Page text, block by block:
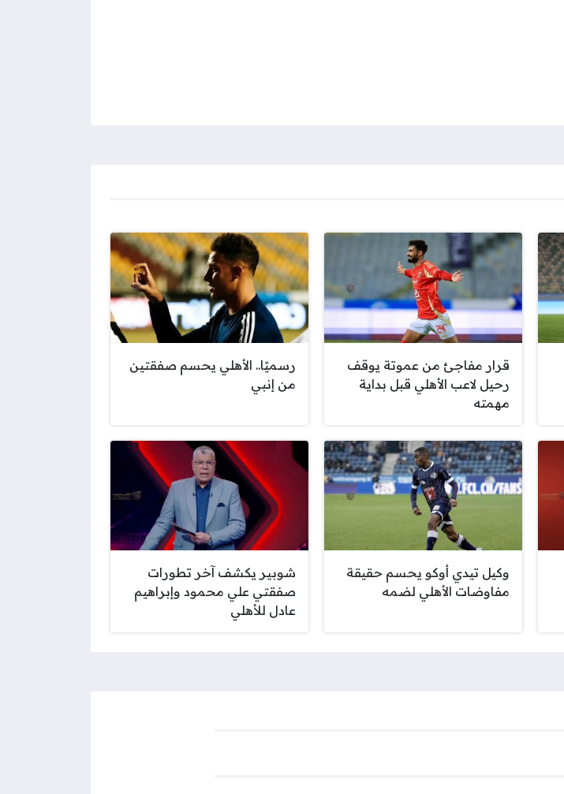
قرار مفاجئ من عموتة يوقف
رحيل لاعب الأهلي قبل بداية
مهمته
رسميًا.. الأهلي يحسم صفقتين
من إنبي
وكيل تيدي أوكو يحسم حقيقة
مفاوضات الأهلي لضمه
شوبير يكشف آخر تطورات
صفقتي علي محمود وإبراهيم
عادل للأهلي